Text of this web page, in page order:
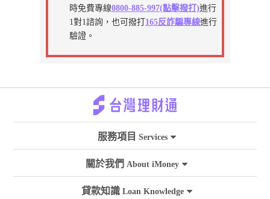
時免費專線0800-885-997(點擊撥打)進行
1對1諮詢，也可撥打 165反詐騙專線進行
驗證。
服務項目 Services
關於我們 About iMoney
貸款知識 Loan Knowledge